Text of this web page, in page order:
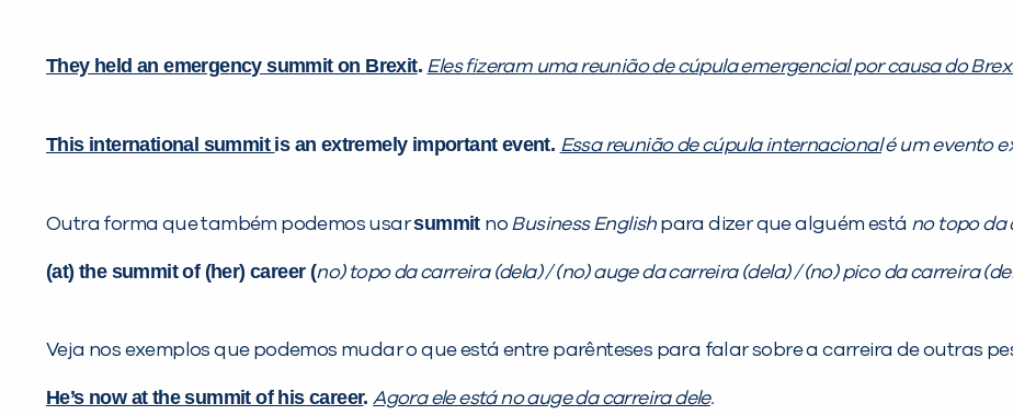
They held an emergency summit on Brexit. Eles fizeram uma reunião de cúpula emergencial por causa do
This international summit is an extremely important event. Essa reunião de cúpula internacionalé um evento
Outra forma que também podemos usarsummit no Business English para dizer que alguém está no topo da
(at) the summit of (her) career (no) topo da carreira (dela) / (no) auge da carreira (dela) / (no) pico da carreira
Veja nos exemplos que podemos mudar o que está entre parênteses para falar sobre a carreira de outras
He’s now at the summit of his career.Agora ele está no auge da carreira dele.